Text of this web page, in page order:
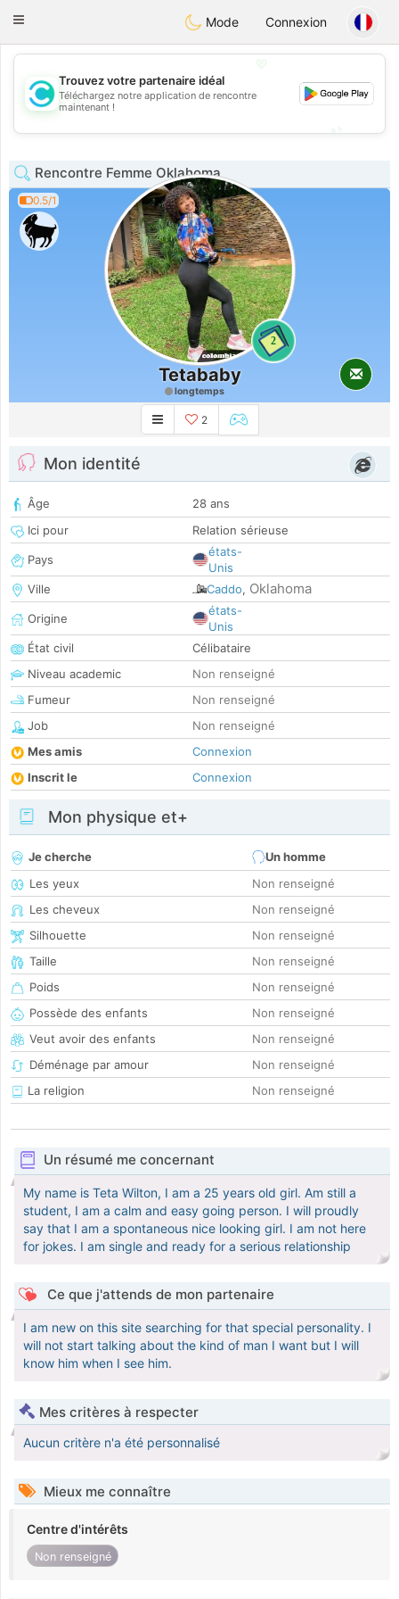
olombiaCitas
Toggle
Mode Connexion
💖
💕
Trouvez votre partenaire idéal
Téléchargez notre application de rencontre
maintenant !
Rencontre Femme Oklahoma
0.5/1
2
Tetababy
longtemps
2
Mon identité
Âge
28 ans
Ici pour
Relation sérieuse
Pays
états-
Unis
Ville
Caddo, Oklahoma
Origine
états-
Unis
État civil
Célibataire
Niveau academic
Non renseigné
Fumeur
Non renseigné
Job
Non renseigné
Mes amis
Connexion
Inscrit le
Connexion
Mon physique et+
Je cherche
Un homme
Les yeux
Non renseigné
Les cheveux
Non renseigné
Silhouette
Non renseigné
Taille
Non renseigné
Poids
Non renseigné
Possède des enfants
Non renseigné
Veut avoir des enfants
Non renseigné
Déménage par amour
Non renseigné
La religion
Non renseigné
Un résumé me concernant
My name is Teta Wilton, I am a 25 years old girl. Am still a
student, I am a calm and easy going person. I will proudly
say that I am a spontaneous nice looking girl. I am not here
for jokes. I am single and ready for a serious relationship
Ce que j'attends de mon partenaire
I am new on this site searching for that special personality. I
will not start talking about the kind of man I want but I will
know him when I see him.
Mes critères à respecter
Aucun critère n'a été personnalisé
Mieux me connaître
Centre d'intérêts
Non renseigné